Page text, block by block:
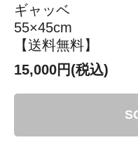
ギャッベ
55×45cm
【送料無料】
15,000円(税込)